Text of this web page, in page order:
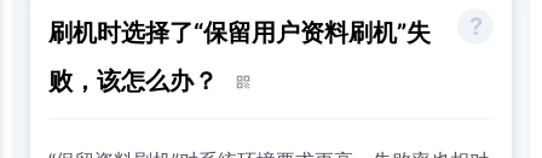
刷机时选择了“保留用户资料刷机”失
败，该怎么办？